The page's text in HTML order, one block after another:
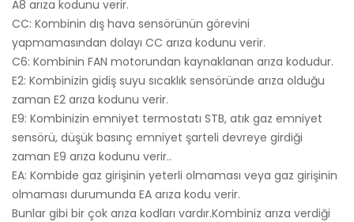
A8 arıza kodunu verir.
CC: Kombinin dış hava sensörünün görevini
yapmamasından dolayı CC arıza kodunu verir.
C6: Kombinin FAN motorundan kaynaklanan arıza kodudur.
E2: Kombinizin gidiş suyu sıcaklık sensöründe arıza olduğu
zaman E2 arıza kodunu verir.
E9: Kombinizin emniyet termostatı STB, atık gaz emniyet
sensörü, düşük basınç emniyet şarteli devreye girdiği
zaman E9 arıza kodunu verir..
EA: Kombide gaz girişinin yeterli olmaması veya gaz girişinin
olmaması durumunda EA arıza kodu verir.
Bunlar gibi bir çok arıza kodları vardır.Kombiniz arıza verdiği